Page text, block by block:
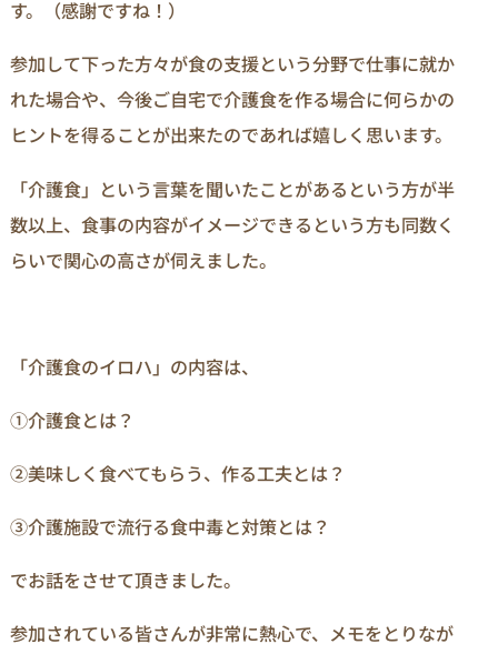
す。（感謝ですね！）
参加して下った方々が食の支援という分野で仕事に就か
れた場合や、今後ご自宅で介護食を作る場合に何らかの
ヒントを得ることが出来たのであれば嬉しく思います。
「介護食」という言葉を聞いたことがあるという方が半
数以上、食事の内容がイメージできるという方も同数く
らいで関心の高さが伺えました。
「介護食のイロハ」の内容は、
①介護食とは？
②美味しく食べてもらう、作る工夫とは？
③介護施設で流行る食中毒と対策とは？
でお話をさせて頂きました。
参加されている皆さんが非常に熱心で、メモをとりなが